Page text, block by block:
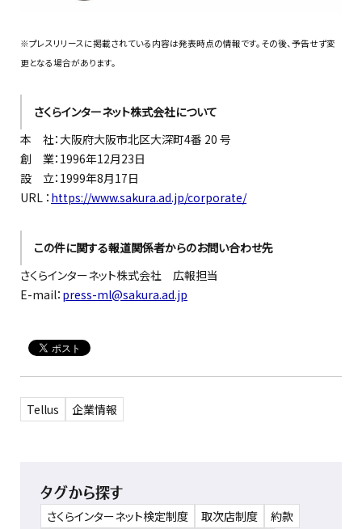
※プレスリリースに掲載されている内容は発表時点の情報です。その後、予告せず変
更となる場合があります。
さくらインターネット株式会社について
本 社：大阪府大阪市北区大深町4番 20 号
創 業：1996年12月23日
設 立：1999年8月17日
URL ： https://www.sakura.ad.jp/corporate/
この件に関する報道関係者からのお問い合わせ先
さくらインターネット株式会社 広報担当
E-mail： press-ml@sakura.ad.jp
Tellus 企業情報
タグから探す
さくらインターネット検定制度 取次店制度
約款